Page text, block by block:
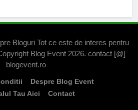
Bloguri Tot ce este de interes pentru
Blog Event 2026. contact [@]
blogevent.ro
Despre Blog Event
Tau Aici
Contact